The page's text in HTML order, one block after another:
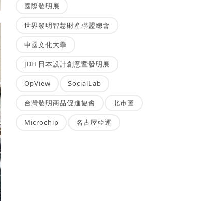
國際發明展
世界發明智慧財產聯盟總會
中國文化大學
JDIE日本設計創意暨發明展
OpView SocialLab
台灣發明商品促進協會 北市圖
Microchip 名古屋亞運